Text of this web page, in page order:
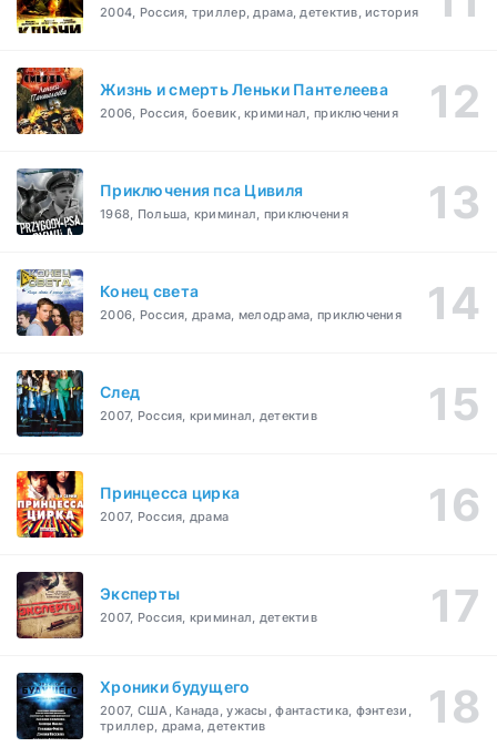
2004, Россия, триллер, драма, детектив, история
Жизнь и смерть Леньки Пантелеева
2006, Россия, боевик, криминал, приключения
Приключения пса Цивиля
1968, Польша, криминал, приключения
Конец света
2006, Россия, драма, мелодрама, приключения
След
2007, Россия, криминал, детектив
Принцесса цирка
2007, Россия, драма
Эксперты
2007, Россия, криминал, детектив
Хроники будущего
2007, США, Канада, ужасы, фантастика, фэнтези,
триллер, драма, детектив